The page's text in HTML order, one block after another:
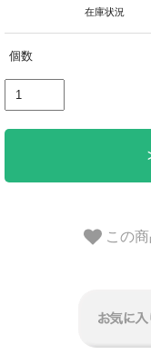
在庫状況
個数
この